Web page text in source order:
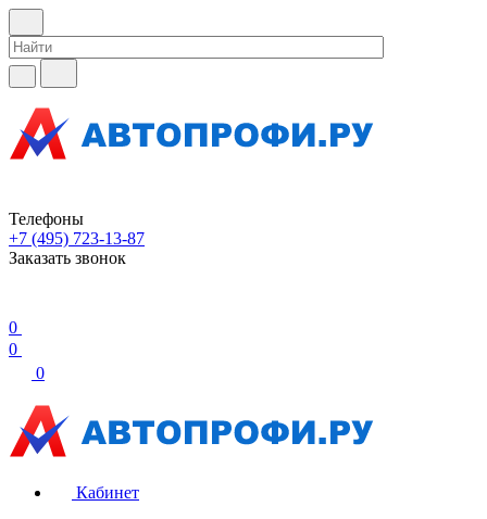
Телефоны
+7 (495) 723-13-87
Заказать звонок
0
0
0
Кабинет